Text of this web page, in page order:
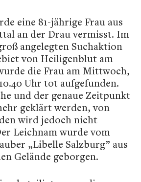
eine 81-jährige Frau aus
an der Drau vermisst. Im
angelegten Suchaktion
von Heiligenblut am
die Frau am Mittwoch,
Uhr tot aufgefunden.
und der genaue Zeitpunkt
geklärt werden, von
wird jedoch nicht
Leichnam wurde vom
„Libelle Salzburg” aus
Gelände geborgen.